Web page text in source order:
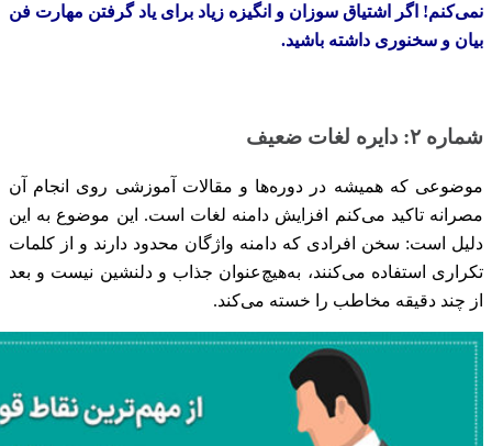
نمی‌کنم! اگر اشتیاق سوزان و انگیزه زیاد برای یاد گرفتن مهارت فن
بیان و سخنوری داشته باشید.
شماره ۲: دایره لغات ضعیف
موضوعی که همیشه در دوره‌ها و مقالات آموزشی روی انجام آن
مصرانه تاکید می‌کنم افزایش دامنه لغات است. این موضوع به این
دلیل است: سخن افرادی که دامنه واژگان محدود دارند و از کلمات
تکراری استفاده می‌کنند، به‌هیچ‌عنوان جذاب و دلنشین نیست و بعد
از چند دقیقه مخاطب را خسته می‌کند.